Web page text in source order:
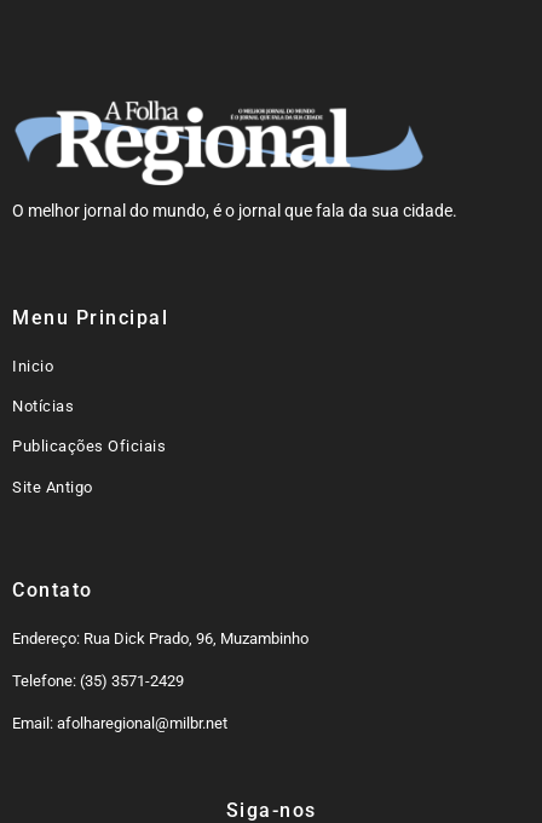
O melhor jornal do mundo, é o jornal que fala da sua cidade.
Menu Principal
Inicio
Notícias
Publicações Oficiais
Site Antigo
Contato
Endereço: Rua Dick Prado, 96, Muzambinho
Telefone: (35) 3571-2429
Email: afolharegional@milbr.net
Siga-nos